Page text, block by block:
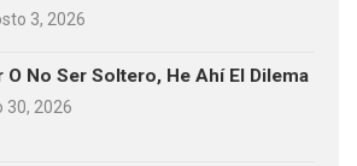
3, 2026
O No Ser Soltero, He Ahí El Dilema
30, 2026